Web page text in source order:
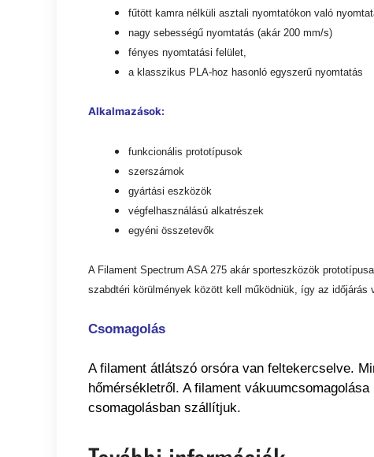
fűtött kamra nélküli asztali nyomtatókon való
nagy sebességű nyomtatás (akár 200 mm/s)
fényes nyomtatási felület,
a klasszikus PLA-hoz hasonló egyszerű nyomtatás
Alkalmazások:
funkcionális prototípusok
szerszámok
gyártási eszközök
végfelhasználású alkatrészek
egyéni összetevők
A Filament Spectrum ASA 275 akár sporteszközök
szabdtéri körülmények között kell működniük, így az
Csomagolás
A filament átlátszó orsóra van feltekercselve.
hőmérsékletről. A filament
csomagolásban szállítjuk.